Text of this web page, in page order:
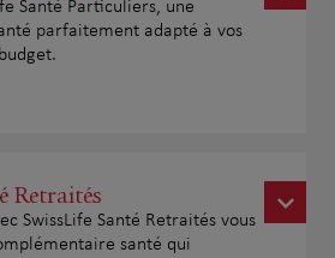
Santé Particuliers, une
parfaitement adapté à vos
Retraités
SwissLife Santé Retraités vous
santé qui